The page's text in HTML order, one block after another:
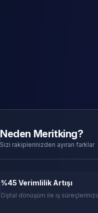
Neden Meritking?
Sizi rakiplerinizden ayıran farklar
%45 Verimlilik Artışı
Dijital dönüşüm ile iş